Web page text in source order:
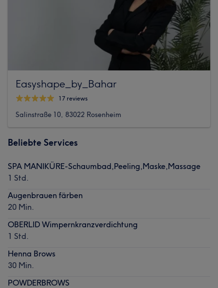
Easyshape_by_Bahar
17 reviews
Salinstraße 10, 83022 Rosenheim
Beliebte Services
SPA MANIKÜRE-Schaumbad,Peeling,Maske,Massage
1 Std.
Augenbrauen färben
20 Min.
OBERLID Wimpernkranzverdichtung
1 Std.
Henna Brows
30 Min.
POWDERBROWS